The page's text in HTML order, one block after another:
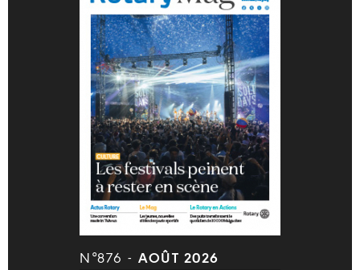
N°876 - AOÛT 2026